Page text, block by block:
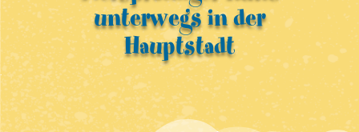
unterwegs in der
Hauptstadt